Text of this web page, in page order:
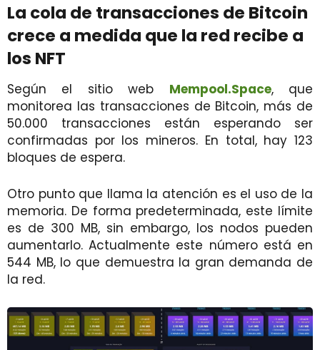
La cola de transacciones de Bitcoin
crece a medida que la red recibe a
los NFT
Según el sitio web Mempool.Space, que
monitorea las transacciones de Bitcoin, más de
50.000 transacciones están esperando ser
confirmadas por los mineros. En total, hay 123
bloques de espera.
Otro punto que llama la atención es el uso de la
memoria. De forma predeterminada, este límite
es de 300 MB, sin embargo, los nodos pueden
aumentarlo. Actualmente este número está en
544 MB, lo que demuestra la gran demanda de
la red.